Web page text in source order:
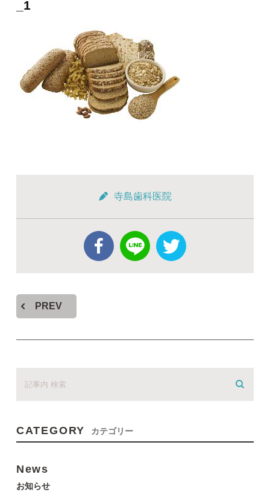
_1
寺島歯科医院
PREV
CATEGORY カテゴリー
News
お知らせ